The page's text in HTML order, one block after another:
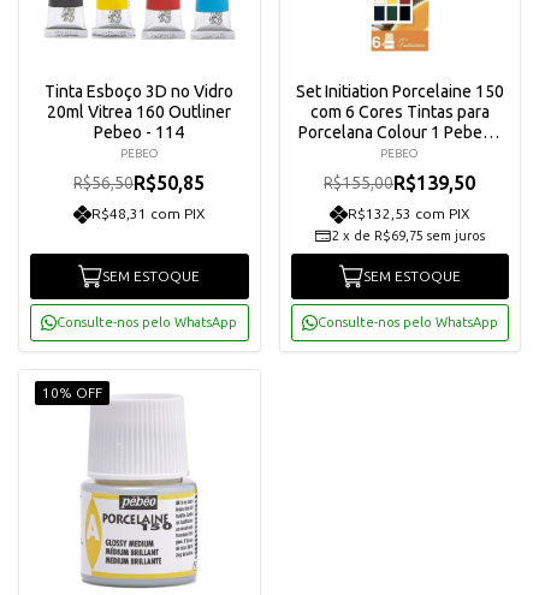
Tinta Esboço 3D no Vidro
20ml Vitrea 160 Outliner
Pebeo - 114
PEBEO
R$56,50R$50,85
R$48,31 com PIX
SEM ESTOQUE
Consulte-nos pelo WhatsApp
Set Initiation Porcelaine 150
com 6 Cores Tintas para
Porcelana Colour 1 Pebeo -
756471
PEBEO
R$155,00R$139,50
R$132,53 com PIX
2 x de R$69,75 sem juros
SEM ESTOQUE
Consulte-nos pelo WhatsApp
10% OFF